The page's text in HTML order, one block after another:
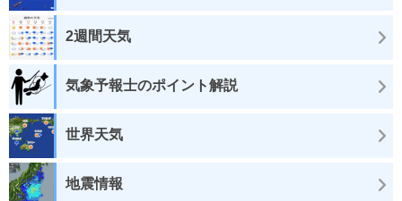
2週間天気
気象予報士のポイント解説
世界天気
地震情報